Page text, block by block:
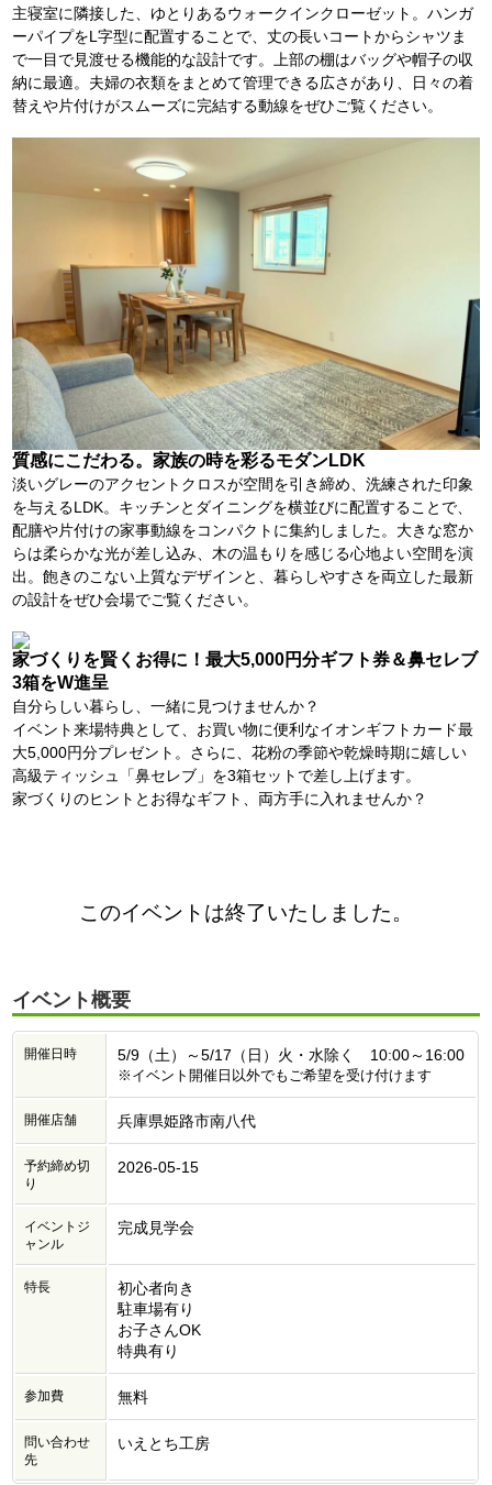
主寝室に隣接した、ゆとりあるウォークインクローゼット。ハンガ
ーパイプをL字型に配置することで、丈の長いコートからシャツま
で一目で見渡せる機能的な設計です。上部の棚はバッグや帽子の収
納に最適。夫婦の衣類をまとめて管理できる広さがあり、日々の着
替えや片付けがスムーズに完結する動線をぜひご覧ください。
質感にこだわる。家族の時を彩るモダンLDK
淡いグレーのアクセントクロスが空間を引き締め、洗練された印象
を与えるLDK。キッチンとダイニングを横並びに配置することで、
配膳や片付けの家事動線をコンパクトに集約しました。大きな窓か
らは柔らかな光が差し込み、木の温もりを感じる心地よい空間を演
出。飽きのこない上質なデザインと、暮らしやすさを両立した最新
の設計をぜひ会場でご覧ください。
家づくりを賢くお得に！最大5,000円分ギフト券＆鼻セレブ
3箱をW進呈
自分らしい暮らし、一緒に見つけませんか？
イベント来場特典として、お買い物に便利なイオンギフトカード最
大5,000円分プレゼント。さらに、花粉の季節や乾燥時期に嬉しい
高級ティッシュ「鼻セレブ」を3箱セットで差し上げます。
家づくりのヒントとお得なギフト、両方手に入れませんか？
このイベントは終了いたしました。
イベント概要
開催日時 5/9（土）～5/17（日）火・水除く 10:00～16:00
※イベント開催日以外でもご希望を受け付けます
開催店舗 兵庫県姫路市南八代
予約締め切
り
2026-05-15
イベントジ
ャンル
完成見学会
特長
初心者向き
駐車場有り
お子さんOK
特典有り
参加費 無料
問い合わせ
先
いえとち工房